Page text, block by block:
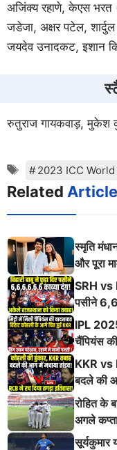
अजिंक्य रहाणे, केएस भरत
जडेजा, अक्षर पटेल,
जयदेव उनादकट, इशान
रुतुराज गायकवाड़, मुकेश
Tags
2023 ICC
Related
स्मृति
और पूरा
SRH vs
पसीने
किया
IPL
चैंपियंस
ऐसी दहाड़
KKR vs
बदले की
इतिहास
रोहित के
अगले
श्मन